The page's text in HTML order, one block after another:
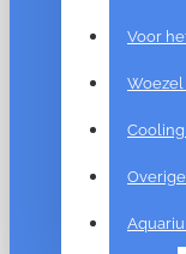
Voor
Woezel